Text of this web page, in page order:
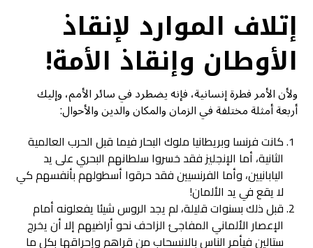
إتلاف الموارد لإنقاذ
الأوطان وإنقاذ الأمة!
ولأن الأمر فطرة إنسانية، فإنه يضطرد في سائر الأمم، وإليك
أربعة أمثلة مختلفة في الزمان والمكان والدين والأحوال:
كانت فرنسا وبريطانيا ملوك البحار فيما قبل الحرب العالمية
الثانية، أما الإنجليز فقد خسروا سلطانهم البحري على يد
اليابانيين، وأما الفرنسيين فقد حرقوا أسطولهم بأنفسهم كي
لا يقع في يد الألمان!
قبل ذلك بسنوات قليلة، لم يجد الروس شيئا يفعلونه أمام
الإعصار الألماني المفاجئ الزاحف نحو أراضيهم إلا أن يخرج
ستالين فيأمر الناس بالانسحاب من قراهم وإحراقها بكل ما